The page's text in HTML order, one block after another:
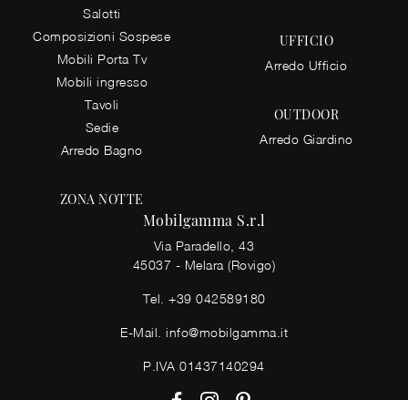
Salotti
Composizioni Sospese
Mobili Porta Tv
Mobili ingresso
Tavoli
Sedie
Arredo Bagno
ZONA NOTTE
UFFICIO
Arredo Ufficio
OUTDOOR
Arredo Giardino
Mobilgamma S.r.l
Via Paradello, 43
45037 - Melara (Rovigo)
Tel. +39 042589180
E-Mail. info@mobilgamma.it
P.IVA 01437140294